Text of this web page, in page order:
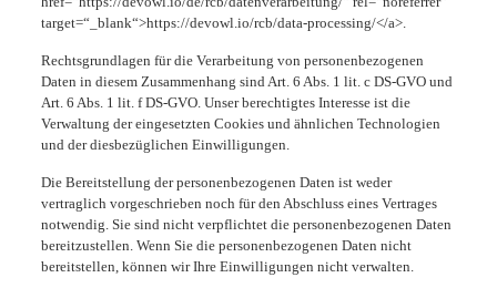
target=“_blank“>https://devowl.io/rcb/data-processing/</a>.
Rechtsgrundlagen für die Verarbeitung von personenbezogenen
Daten in diesem Zusammenhang sind Art. 6 Abs. 1 lit. c DS-GVO und
Art. 6 Abs. 1 lit. f DS-GVO. Unser berechtigtes Interesse ist die
Verwaltung der eingesetzten Cookies und ähnlichen Technologien
und der diesbezüglichen Einwilligungen.
Die Bereitstellung der personenbezogenen Daten ist weder
vertraglich vorgeschrieben noch für den Abschluss eines Vertrages
notwendig. Sie sind nicht verpflichtet die personenbezogenen Daten
bereitzustellen. Wenn Sie die personenbezogenen Daten nicht
bereitstellen, können wir Ihre Einwilligungen nicht verwalten.